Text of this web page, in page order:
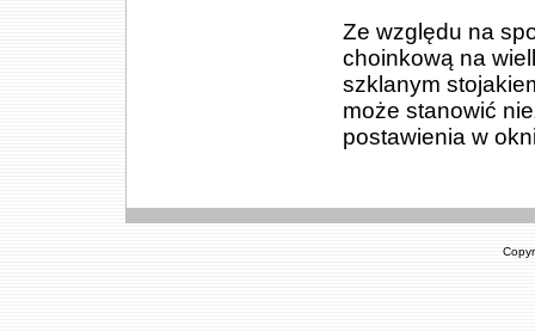
Ze względu na
choinkową na
szklanym
może stanowić
postawienia w